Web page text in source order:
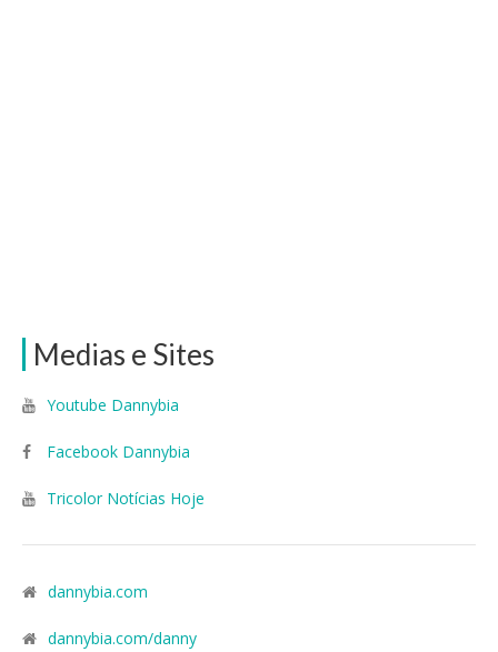
Medias e Sites
Youtube Dannybia
Facebook Dannybia
Tricolor Notícias Hoje
dannybia.com
dannybia.com/danny